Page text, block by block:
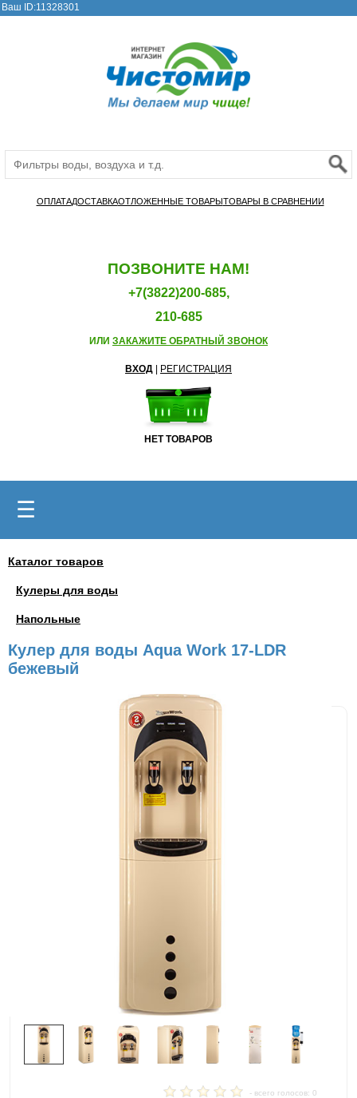
Ваш ID:11328301
ОПЛАТАДОСТАВКАОТЛОЖЕННЫЕ ТОВАРЫТОВАРЫ В СРАВНЕНИИ
ПОЗВОНИТЕ НАМ!
+7(3822)200-685,
210-685
ИЛИ ЗАКАЖИТЕ ОБРАТНЫЙ ЗВОНОК
ВХОД РЕГИСТРАЦИЯ
НЕТ ТОВАРОВ
☰
Каталог товаров
Кулеры для воды
Напольные
Кулер для воды Aqua Work 17-LDR
бежевый
- всего голосов: 0